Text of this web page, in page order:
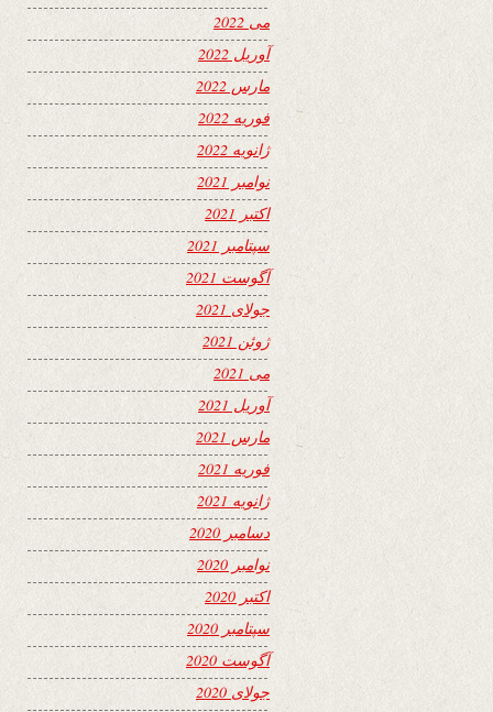
می 2022
آوریل 2022
مارس 2022
فوریه 2022
ژانویه 2022
نوامبر 2021
اکتبر 2021
سپتامبر 2021
آگوست 2021
جولای 2021
ژوئن 2021
می 2021
آوریل 2021
مارس 2021
فوریه 2021
ژانویه 2021
دسامبر 2020
نوامبر 2020
اکتبر 2020
سپتامبر 2020
آگوست 2020
جولای 2020